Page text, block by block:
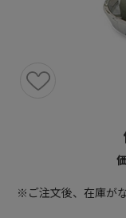
※ご注文後、在庫が